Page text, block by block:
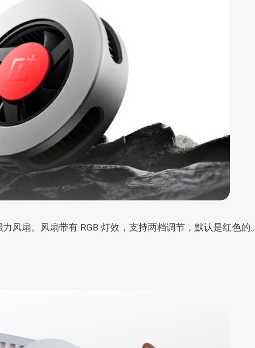
风扇。风扇带有 RGB 灯效，支持两档调节，默认是红色的。